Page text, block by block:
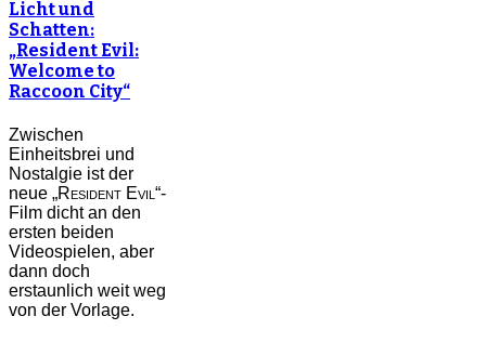
Licht und
Schatten:
„Resident Evil:
Welcome to
Raccoon City“
Zwischen
Einheitsbrei und
Nostalgie ist der
neue „Resident Evil “-
Film dicht an den
ersten beiden
Videospielen, aber
dann doch
erstaunlich weit weg
von der Vorlage.